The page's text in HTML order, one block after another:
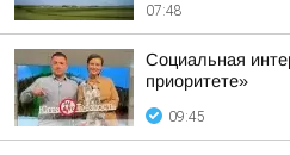
07:48
Социальная
приоритете»
09:45